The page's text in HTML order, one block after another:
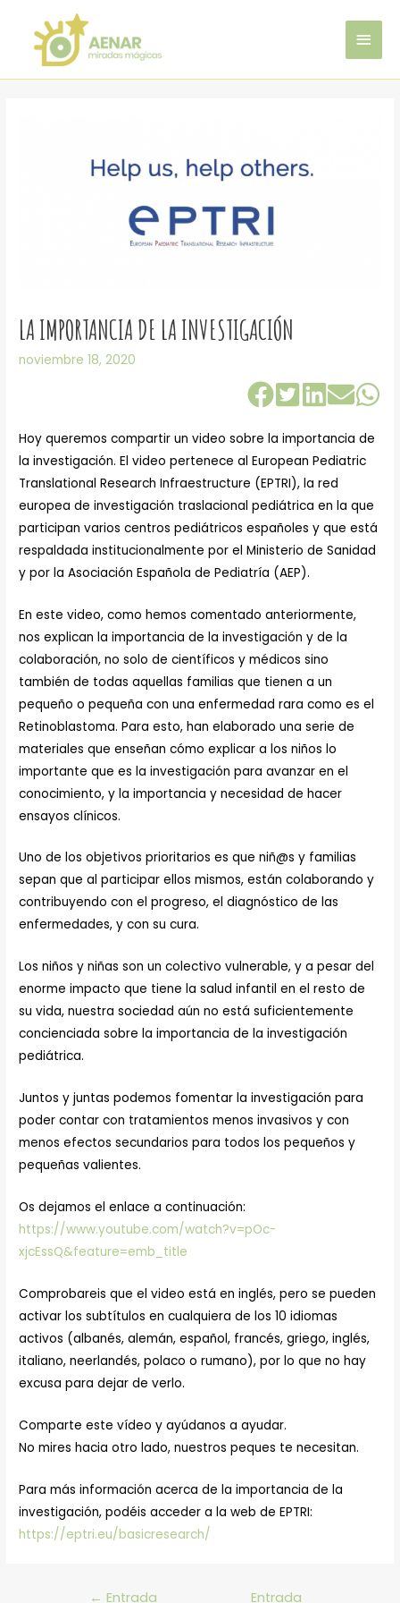
contenido
LA IMPORTANCIA DE LA INVESTIGACIÓN
noviembre 18, 2020
Hoy queremos compartir un video sobre la importancia de
la investigación. El video pertenece al European Pediatric
Translational Research Infraestructure (EPTRI), la red
europea de investigación traslacional pediátrica en la que
participan varios centros pediátricos españoles y que está
respaldada institucionalmente por el Ministerio de Sanidad
y por la Asociación Española de Pediatría (AEP).
En este video, como hemos comentado anteriormente,
nos explican la importancia de la investigación y de la
colaboración, no solo de científicos y médicos sino
también de todas aquellas familias que tienen a un
pequeño o pequeña con una enfermedad rara como es el
Retinoblastoma. Para esto, han elaborado una serie de
materiales que enseñan cómo explicar a los niños lo
importante que es la investigación para avanzar en el
conocimiento, y la importancia y necesidad de hacer
ensayos clínicos.
Uno de los objetivos prioritarios es que niñ@s y familias
sepan que al participar ellos mismos, están colaborando y
contribuyendo con el progreso, el diagnóstico de las
enfermedades, y con su cura.
Los niños y niñas son un colectivo vulnerable, y a pesar del
enorme impacto que tiene la salud infantil en el resto de
su vida, nuestra sociedad aún no está suficientemente
concienciada sobre la importancia de la investigación
pediátrica.
Juntos y juntas podemos fomentar la investigación para
poder contar con tratamientos menos invasivos y con
menos efectos secundarios para todos los pequeños y
pequeñas valientes.
Os dejamos el enlace a continuación:
https://www.youtube.com/watch?v=pOc-
xjcEssQ&feature=emb_title
Comprobareis que el video está en inglés, pero se pueden
activar los subtítulos en cualquiera de los 10 idiomas
activos (albanés, alemán, español, francés, griego, inglés,
italiano, neerlandés, polaco o rumano), por lo que no hay
excusa para dejar de verlo.
Comparte este vídeo y ayúdanos a ayudar.
No mires hacia otro lado, nuestros peques te necesitan.
Para más información acerca de la importancia de la
investigación, podéis acceder a la web de EPTRI:
https://eptri.eu/basicresearch/
Navegación
← Entrada Entrada